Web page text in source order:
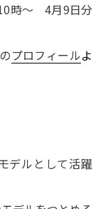
時〜 4月9日分
プロフィールよ
デルとして活躍